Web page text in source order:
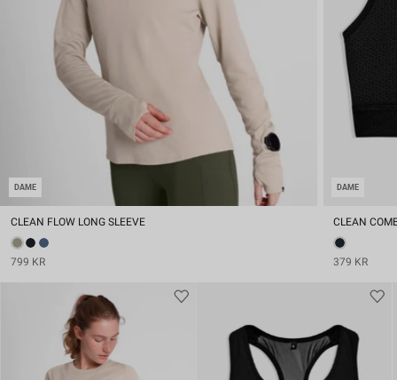
DAME
CLEAN FLOW LONG SLEEVE
799 KR
DAME
CLEAN
379 KR